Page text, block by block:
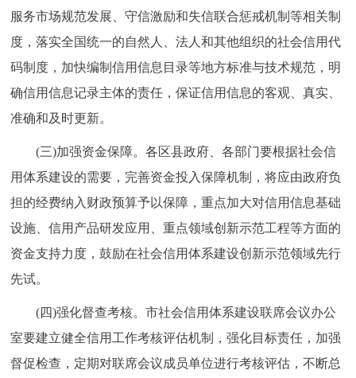
服务市场规范发展、守信激励和失信联合惩戒机制等相关制
度，落实全国统一的自然人、法人和其他组织的社会信用代
码制度，加快编制信用信息目录等地方标准与技术规范，明
确信用信息记录主体的责任，保证信用信息的客观、真实、
准确和及时更新。
(三)加强资金保障。各区县政府、各部门要根据社会信
用体系建设的需要，完善资金投入保障机制，将应由政府负
担的经费纳入财政预算予以保障，重点加大对信用信息基础
设施、信用产品研发应用、重点领域创新示范工程等方面的
资金支持力度，鼓励在社会信用体系建设创新示范领域先行
先试。
(四)强化督查考核。市社会信用体系建设联席会议办公
室要建立健全信用工作考核评估机制，强化目标责任，加强
督促检查，定期对联席会议成员单位进行考核评估，不断总